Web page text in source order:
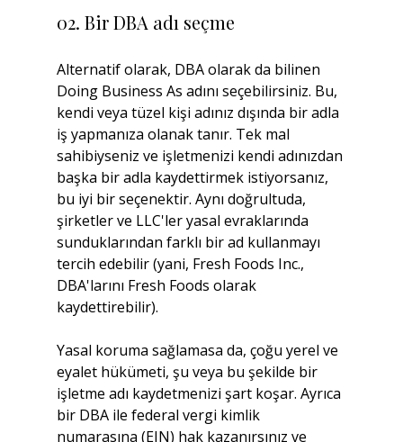
02. Bir DBA adı seçme
Alternatif olarak, DBA olarak da bilinen
Doing Business As adını seçebilirsiniz. Bu,
kendi veya tüzel kişi adınız dışında bir adla
iş yapmanıza olanak tanır. Tek mal
sahibiyseniz ve işletmenizi kendi adınızdan
başka bir adla kaydettirmek istiyorsanız,
bu iyi bir seçenektir. Aynı doğrultuda,
şirketler ve LLC'ler yasal evraklarında
sunduklarından farklı bir ad kullanmayı
tercih edebilir (yani, Fresh Foods Inc.,
DBA'larını Fresh Foods olarak
kaydettirebilir).
Yasal koruma sağlamasa da, çoğu yerel ve
eyalet hükümeti, şu veya bu şekilde bir
işletme adı kaydetmenizi şart koşar. Ayrıca
bir DBA ile federal vergi kimlik
numarasına (EIN) hak kazanırsınız ve